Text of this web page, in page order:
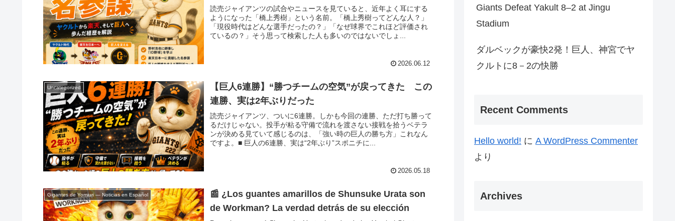
読売ジャイアンツの試合やニュースを見ていると、近年よく耳にする
ようになった「橋上秀樹」という名前。「橋上秀樹ってどんな人？」
「現役時代はどんな選手だったの？」「なぜ球界でこれほど評価され
ているの？」そう思って検索した人も多いのではないでしょ...
2026.06.12
Uncategorized
【巨人6連勝】“勝つチームの空気”が戻ってきた この
連勝、実は2年ぶりだった
読売ジャイアンツ、ついに6連勝。しかも今回の連勝、ただ打ち勝って
るだけじゃない。投手が粘る守備で流れを渡さない接戦を拾うベテラ
ンが決める見ていて感じるのは、「強い時の巨人の勝ち方」これなん
ですよ。■ 巨人の6連勝、実は“2年ぶり”スポニチに...
2026.05.18
Gigantes de Yomiuri — Noticias en Español
📰 ¿Los guantes amarillos de Shunsuke Urata son
de Workman? La verdad detrás de su elección
Giants Defeat Yakult 8–2 at Jingu
Stadium
ダルベックが豪快2発！巨人、神宮でヤ
クルトに8－2の快勝
Recent Comments
Hello world! に A WordPress Commenter
より
Archives